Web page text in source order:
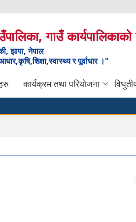
गाउँ कार्यपालिकाको
झापा, नेपाल
र पूर्वाधार ।"
कार्यक्रम तथा परियोजना